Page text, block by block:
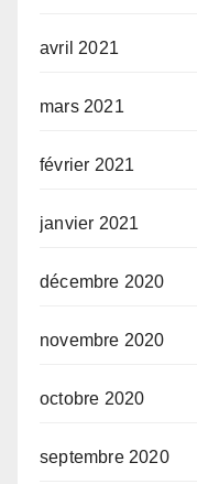
avril 2021
mars 2021
février 2021
janvier 2021
décembre 2020
novembre 2020
octobre 2020
septembre 2020